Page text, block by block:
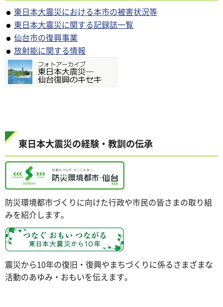
東日本大震災における本市の被害状況等
東日本大震災に関する記録誌一覧
仙台市の復興事業
放射能に関する情報
東日本大震災の経験・教訓の伝承
防災環境都市づくりに向けた行政や市民の皆さまの取り組
みを紹介します。
震災から10年の復旧・復興やまちづくりに係るさまざまな
活動のあゆみ・おもいを伝えます。